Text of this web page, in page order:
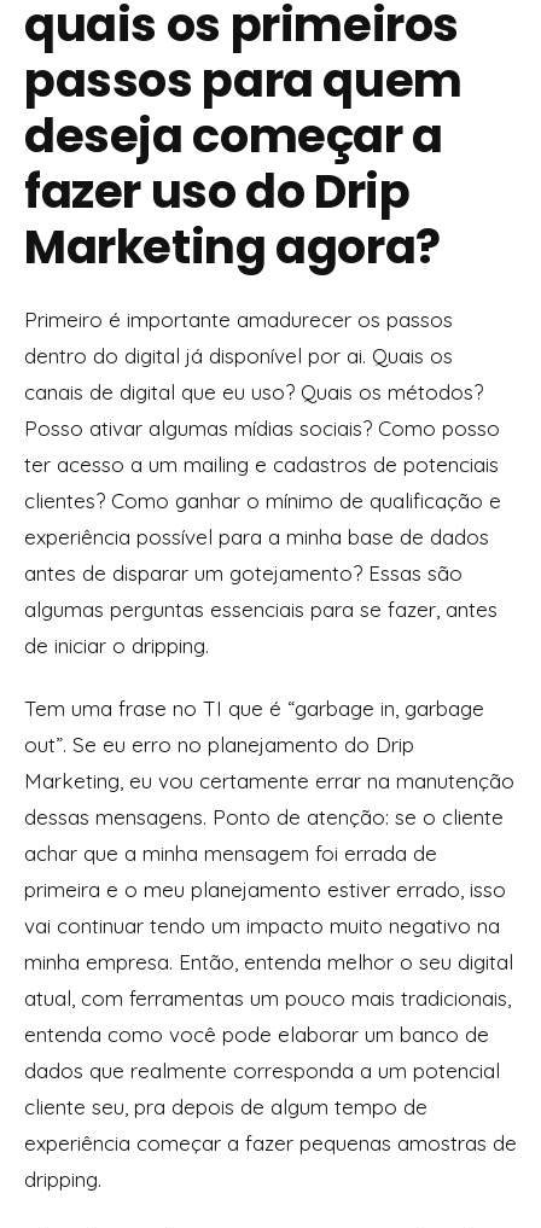
quais os primeiros
passos para quem
deseja começar a
fazer uso do Drip
Marketing agora?
Primeiro é importante amadurecer os passos
dentro do digital já disponível por ai. Quais os
canais de digital que eu uso? Quais os métodos?
Posso ativar algumas mídias sociais? Como posso
ter acesso a um mailing e cadastros de potenciais
clientes? Como ganhar o mínimo de qualificação e
experiência possível para a minha base de dados
antes de disparar um gotejamento? Essas são
algumas perguntas essenciais para se fazer, antes
de iniciar o dripping.
Tem uma frase no TI que é “garbage in, garbage
out”. Se eu erro no planejamento do Drip
Marketing, eu vou certamente errar na manutenção
dessas mensagens. Ponto de atenção: se o cliente
achar que a minha mensagem foi errada de
primeira e o meu planejamento estiver errado, isso
vai continuar tendo um impacto muito negativo na
minha empresa. Então, entenda melhor o seu digital
atual, com ferramentas um pouco mais tradicionais,
entenda como você pode elaborar um banco de
dados que realmente corresponda a um potencial
cliente seu, pra depois de algum tempo de
experiência começar a fazer pequenas amostras de
dripping.